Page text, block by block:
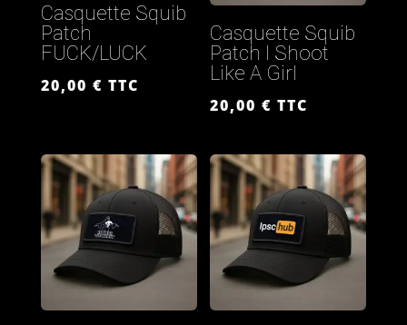
Casquette Squib
Patch
FUCK/LUCK
20,00 € TTC
Casquette Squib
Patch I Shoot
Like A Girl
20,00€ TTC